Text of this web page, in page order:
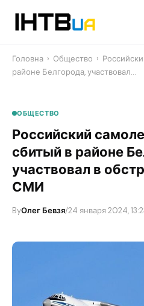
Головна › Общество ›
районе Белгорода, участвовал…
ОБЩЕСТВО
Российский
сбитый в районе
участвовал в
СМИ
ByОлег Бевзя/24 января 2024,